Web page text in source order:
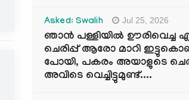
Asked: Swalih Jul 25, 2026
ഞാൻ പള്ളിയിൽ ഊരിവെച്ച
ചെരിപ്പ് ആരോ മാറി
പോയി, പകരം അയാളുടെ
അവിടെ വെച്ചിട്ടുമുണ്ട്....